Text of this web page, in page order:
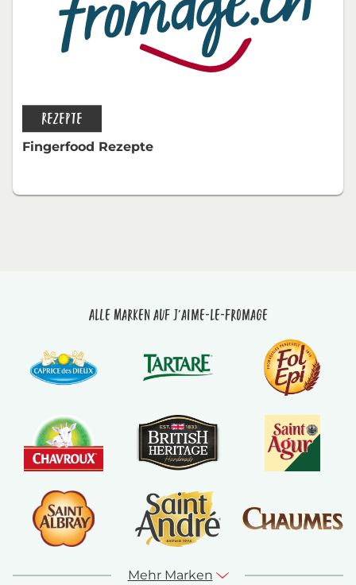
REZEPTE
Fingerfood Rezepte
Alle Marken auf J'aime-le-fromage
Mehr Marken